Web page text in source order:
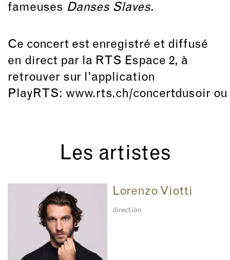
fameuses Danses Slaves.
Ce concert est enregistré et diffusé
en direct par la RTS Espace 2, à
retrouver sur l’application
PlayRTS: www.rts.ch/concertdusoir ou
Les artistes
Lorenzo Viotti
direction